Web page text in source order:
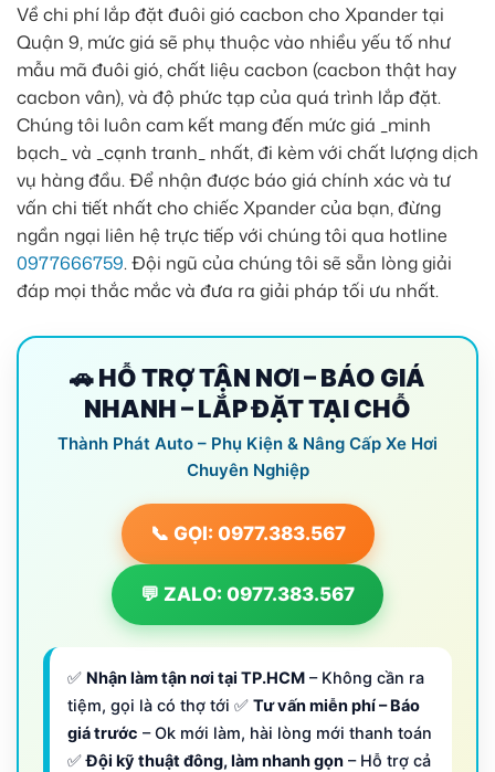
Về chi phí lắp đặt đuôi gió cacbon cho Xpander tại
Quận 9, mức giá sẽ phụ thuộc vào nhiều yếu tố như
mẫu mã đuôi gió, chất liệu cacbon (cacbon thật hay
cacbon vân), và độ phức tạp của quá trình lắp đặt.
Chúng tôi luôn cam kết mang đến mức giá _minh
bạch_ và _cạnh tranh_ nhất, đi kèm với chất lượng dịch
vụ hàng đầu. Để nhận được báo giá chính xác và tư
vấn chi tiết nhất cho chiếc Xpander của bạn, đừng
ngần ngại liên hệ trực tiếp với chúng tôi qua hotline
0977666759. Đội ngũ của chúng tôi sẽ sẵn lòng giải
đáp mọi thắc mắc và đưa ra giải pháp tối ưu nhất.
🚗 HỖ TRỢ TẬN NƠI – BÁO GIÁ
NHANH – LẮP ĐẶT TẠI CHỖ
Thành Phát Auto – Phụ Kiện & Nâng Cấp Xe Hơi
Chuyên Nghiệp
📞 GỌI: 0977.383.567
💬 ZALO: 0977.383.567
✅ Nhận làm tận nơi tại TP.HCM – Không cần ra
tiệm, gọi là có thợ tới ✅ Tư vấn miễn phí – Báo
giá trước – Ok mới làm, hài lòng mới thanh toán
✅Đội kỹ thuật đông, làm nhanh gọn – Hỗ trợ cả